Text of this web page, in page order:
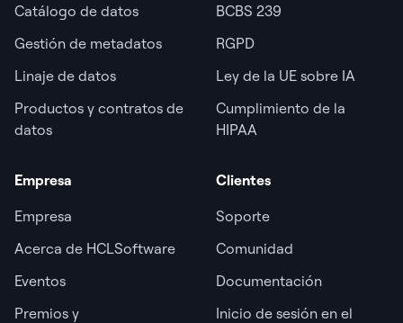
Catálogo de datos
Gestión de metadatos
Linaje de datos
Productos y contratos de
datos
BCBS 239
RGPD
Ley de la UE sobre IA
Cumplimiento de la
HIPAA
Empresa
Empresa
Acerca de HCLSoftware
Eventos
Premios y
Clientes
Soporte
Comunidad
Documentación
Inicio de sesión en el